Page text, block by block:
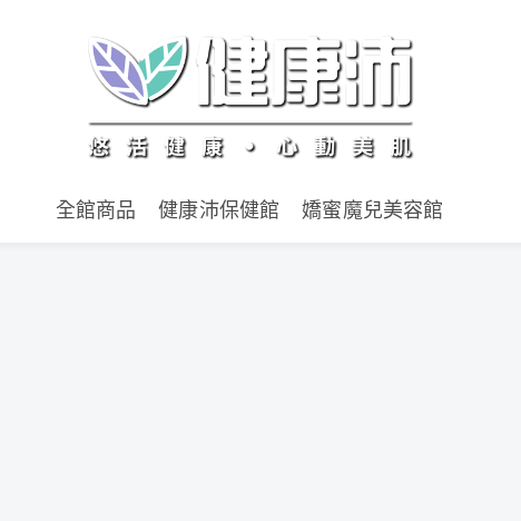
全館商品 健康沛保健館 嬌蜜魔兒美容館